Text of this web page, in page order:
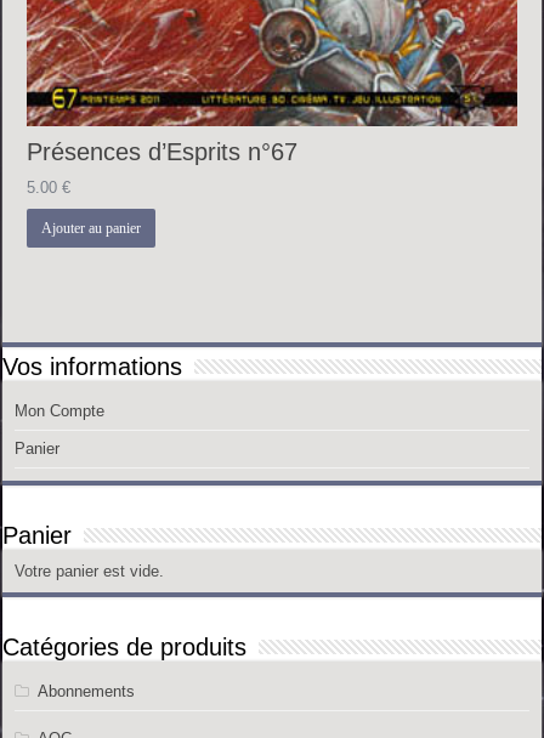
Présences d’Esprits n°67
5.00€
Ajouter au panier
Vos informations
Mon Compte
Panier
Panier
Votre panier est vide.
Catégories de produits
Abonnements